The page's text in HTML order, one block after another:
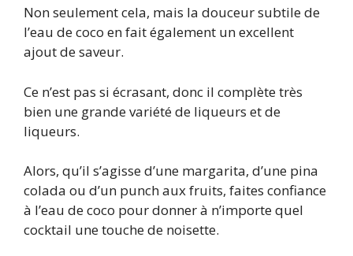
Non seulement cela, mais la douceur subtile de
l’eau de coco en fait également un excellent
ajout de saveur.
Ce n’est pas si écrasant, donc il complète très
bien une grande variété de liqueurs et de
liqueurs.
Alors, qu’il s’agisse d’une margarita, d’une pina
colada ou d’un punch aux fruits, faites confiance
à l’eau de coco pour donner à n’importe quel
cocktail une touche de noisette.